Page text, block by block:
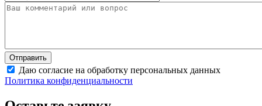
Даю согласие на обработку персональных данных
Политика конфиденциальности